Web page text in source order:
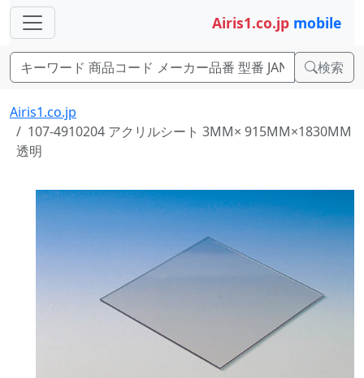
Airis1.co.jp mobile
検索
Airis1.co.jp
107-4910204 アクリルシート 3MM× 915MM×1830MM
透明